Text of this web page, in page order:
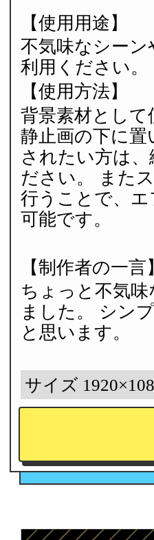
【使用用途】
不気味なシー
利用ください。
【使用方法】
背景素材とし
静止画の下に
されたい方は
ださい。 また
行うことで、
可能です。
【制作者の一言】
ちょっと不気
ました。 シン
と思います。
サイズ